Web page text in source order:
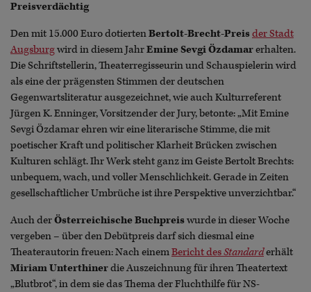
Preisverdächtig
Den mit 15.000 Euro dotiertenBertolt-Brecht-Preisder Stadt
Augsburgwird in diesem JahrEmine Sevgi Özdamarerhalten.
Die Schriftstellerin, Theaterregisseurin und Schauspielerin wird
als eine der prägensten Stimmen der deutschen
Gegenwartsliteratur ausgezeichnet, wie auch Kulturreferent
Jürgen K. Enninger, Vorsitzender der Jury, betonte: „Mit Emine
Sevgi Özdamar ehren wir eine literarische Stimme, die mit
poetischer Kraft und politischer Klarheit Brücken zwischen
Kulturen schlägt. Ihr Werk steht ganz im Geiste Bertolt Brechts:
unbequem, wach, und voller Menschlichkeit. Gerade in Zeiten
gesellschaftlicher Umbrüche ist ihre Perspektive unverzichtbar.“
Auch derÖsterreichische Buchpreiswurde in dieser Woche
vergeben – über den Debütpreis darf sich diesmal eine
Theaterautorin freuen: Nach einemBericht desStandarderhält
Miriam Unterthinerdie Auszeichnung für ihren Theatertext
„Blutbrot“, in dem sie das Thema der Fluchthilfe für NS-